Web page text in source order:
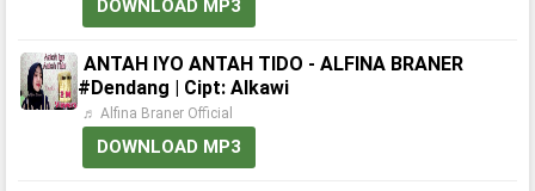
DOWNLOAD MP3
ANTAH IYO ANTAH TIDO - ALFINA BRANER
#Dendang | Cipt: Alkawi
♬ Alfina Braner Official
DOWNLOAD MP3